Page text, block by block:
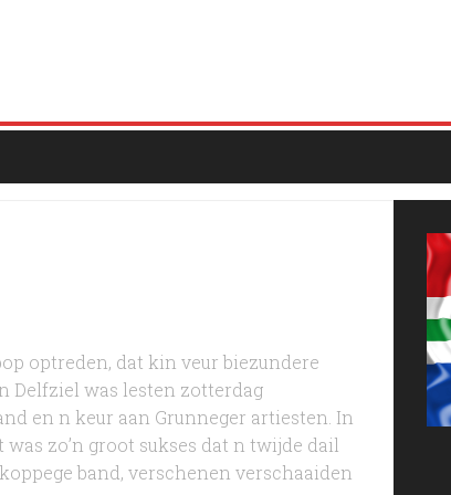
optreden, dat kin veur biezundere
Delfziel was lesten zotterdag
en n keur aan Grunneger artiesten. In
zo’n groot sukses dat n twijde dail
band, verschenen verschaaiden